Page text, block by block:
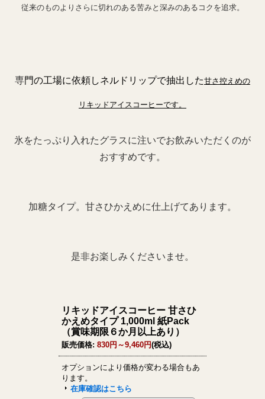
従来のものよりさらに切れのある苦みと深みのあるコクを追求。
専門の工場に依頼しネルドリップで抽出した甘さ控えめの
リキッドアイスコーヒーです。
氷をたっぷり入れたグラスに注いでお飲みいただくのが
おすすめです。
加糖タイプ。甘さひかえめに仕上げてあります。
是非お楽しみくださいませ。